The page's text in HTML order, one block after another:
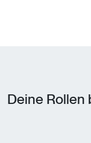
Deine Rollen